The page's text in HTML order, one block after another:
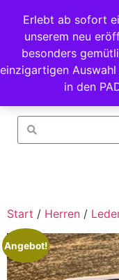
Erlebt ab sofort
unserem neu
besonders
einzigartigen
in den
Start / Herren /
Angebot!